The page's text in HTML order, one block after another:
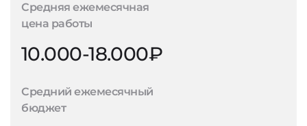
Средняя ежемесячная
цена работы
10.000-18.000₽
Средний ежемесячный
бюджет